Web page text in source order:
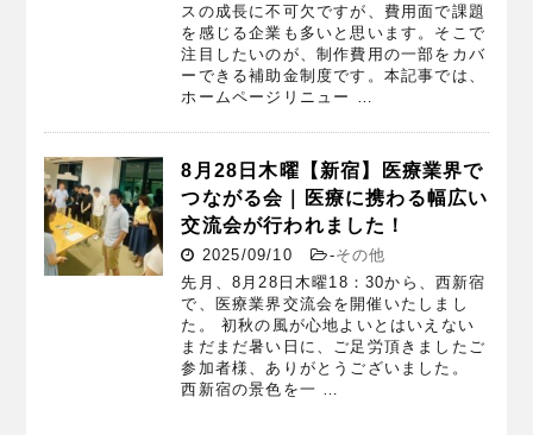
スの成長に不可欠ですが、費用面で課題
を感じる企業も多いと思います。そこで
注目したいのが、制作費用の一部をカバ
ーできる補助金制度です。本記事では、
ホームページリニュー …
8月28日木曜【新宿】医療業界で
つながる会｜医療に携わる幅広い
交流会が行われました！
2025/09/10 -その他
先月、8月28日木曜18：30から、西新宿
で、医療業界交流会を開催いたしまし
た。 初秋の風が心地よいとはいえない
まだまだ暑い日に、ご足労頂きましたご
参加者様、ありがとうございました。
西新宿の景色を一 …